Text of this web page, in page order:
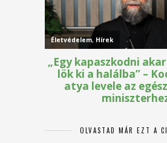
OLVASTAD MÁR EZT A